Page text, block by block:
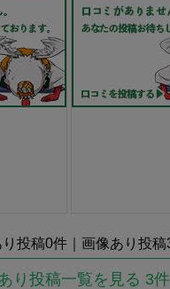
投稿0件｜画像あり投稿
り投稿一覧を見る 3件